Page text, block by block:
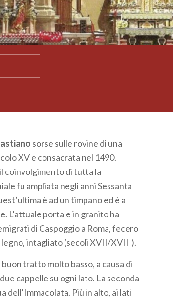
sorse sulle rovine di una
XV e consacrata nel 1490.
coinvolgimento di tutta la
fu ampliata negli anni Sessanta
è ad un timpano ed è a
L’attuale portale in granito ha
di Caspoggio a Roma, fecero
intagliato (secoli XVII/XVIII).
tratto molto basso, a causa di
cappelle su ogni lato. La seconda
dell’Immacolata. Più in alto, ai lati